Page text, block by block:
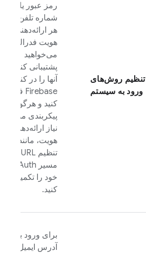
تنظیم روش‌های
ورود به سیستم
رمز عبور یا
شماره تلفن و
هر ارائه‌دهنده
هویت فدرالی که
می‌خواهید
پشتیبانی کنید،
آنها را در کنسول
Firebaseفعال
کنید و هرگونه
پیکربندی مورد
نیاز ارائه‌دهنده
هویت، مانند
تنظیم URL تغییر
مسیر OAuth
خود را تکمیل
کنید.
برای ورود با
آدرس ایمیل و